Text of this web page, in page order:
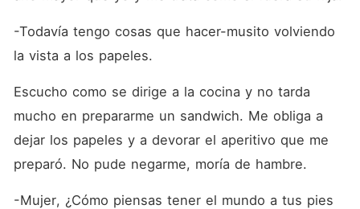
-Todavía tengo cosas que hacer-musito volviendo
la vista a los papeles.
Escucho como se dirige a la cocina y no tarda
mucho en prepararme un sandwich. Me obliga a
dejar los papeles y a devorar el aperitivo que me
preparó. No pude negarme, moría de hambre.
-Mujer, ¿Cómo piensas tener el mundo a tus pies